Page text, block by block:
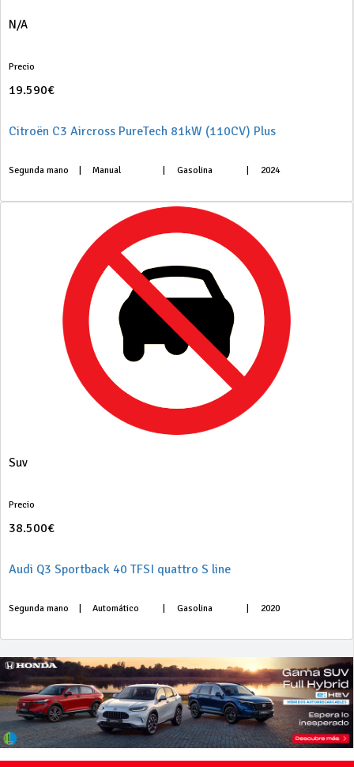
N/A
Precio
19.590€
Citroën C3 Aircross PureTech 81kW (110CV) Plus
Segunda mano Manual Gasolina 2024
Suv
Precio
38.500€
Audi Q3 Sportback 40 TFSI quattro S line
Segunda mano Automático Gasolina 2020